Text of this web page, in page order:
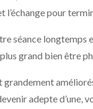
pour
séance longtemps
grand bien être
adepte d’une,